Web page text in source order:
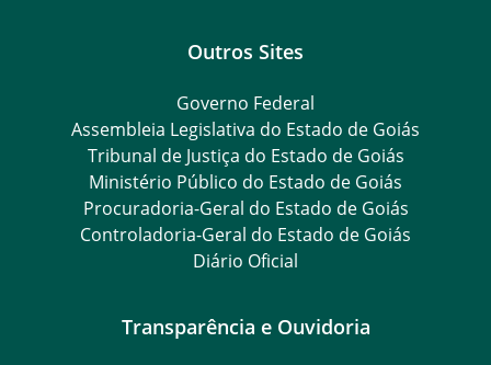
Outros Sites
Governo Federal
Assembleia Legislativa do Estado de Goiás
Tribunal de Justiça do Estado de Goiás
Ministério Público do Estado de Goiás
Procuradoria-Geral do Estado de Goiás
Controladoria-Geral do Estado de Goiás
Diário Oficial
Transparência e Ouvidoria